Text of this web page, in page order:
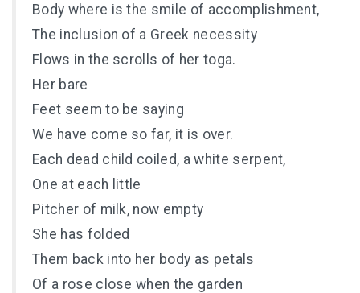
Body where is the smile of accomplishment,
The inclusion of a Greek necessity
Flows in the scrolls of her toga.
Her bare
Feet seem to be saying
We have come so far, it is over.
Each dead child coiled, a white serpent,
One at each little
Pitcher of milk, now empty
She has folded
Them back into her body as petals
Of a rose close when the garden